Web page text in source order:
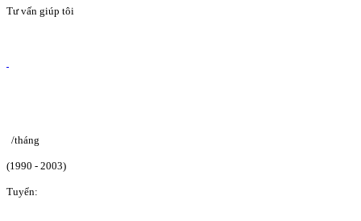
Tư vấn giúp tôi
/tháng
(1990 - 2003)
Tuyển: